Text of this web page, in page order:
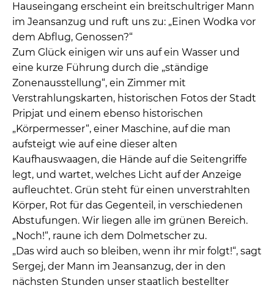
Hauseingang erscheint ein breitschultriger Mann
im Jeansanzug und ruft uns zu: „Einen Wodka vor
dem Abflug, Genossen?“
Zum Glück einigen wir uns auf ein Wasser und
eine kurze Führung durch die „ständige
Zonenausstellung“, ein Zimmer mit
Verstrahlungskarten, historischen Fotos der Stadt
Pripjat und einem ebenso historischen
„Körpermesser“, einer Maschine, auf die man
aufsteigt wie auf eine dieser alten
Kaufhauswaagen, die Hände auf die Seitengriffe
legt, und wartet, welches Licht auf der Anzeige
aufleuchtet. Grün steht für einen unverstrahlten
Körper, Rot für das Gegenteil, in verschiedenen
Abstufungen. Wir liegen alle im grünen Bereich.
„Noch!“, raune ich dem Dolmetscher zu.
„Das wird auch so bleiben, wenn ihr mir folgt!“, sagt
Sergej, der Mann im Jeansanzug, der in den
nächsten Stunden unser staatlich bestellter